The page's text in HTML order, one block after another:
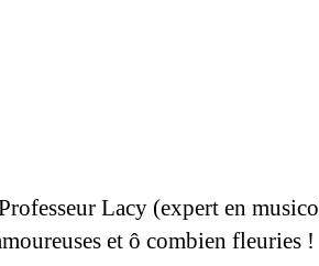
Lacy (expert en
et ô combien fleuries !